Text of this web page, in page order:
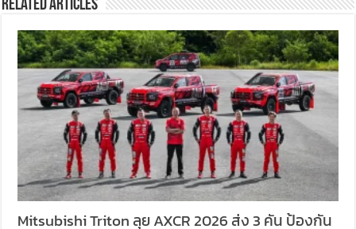
Related Articles
Mitsubishi Triton ลุย AXCR 2026 ส่ง 3 คัน ป้องกัน